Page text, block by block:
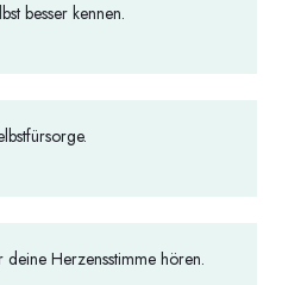
besser kennen.
deine Herzensstimme hören.